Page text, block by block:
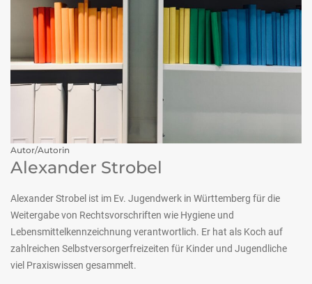
Autor/Autorin
Alexander Strobel
Alexander Strobel ist im Ev. Jugendwerk in Württemberg für die
Weitergabe von Rechtsvorschriften wie Hygiene und
Lebensmittelkennzeichnung verantwortlich. Er hat als Koch auf
zahlreichen Selbstversorgerfreizeiten für Kinder und Jugendliche
viel Praxiswissen gesammelt.